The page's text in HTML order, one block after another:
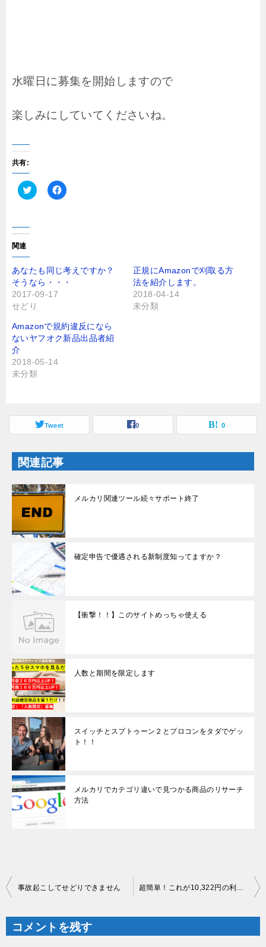
水曜日に募集を開始しますので
楽しみにしていてくださいね。
共有:
ク
し
て
T
i
t
t
e
r
で
共
(
新
し
ィ
ン
ド
ま
F
共
有
す
る
に
リ
ッ
ク
し
く
い
ウ
ィ
ウ
で
開
ま
す
関連
あなたも同じ考えですか？
そうなら・・・
2017-09-17
せどり
正規にAmazonで刈取る方
法を紹介します。
2018-04-14
未分類
Amazonで規約違反になら
ないヤフオク新品出品者紹
介
2018-05-14
未分類
Tweet 0 0
関連記事
メルカリ関連ツール続々サポート終了
確定申告で優遇される新制度知ってますか？
【衝撃！！】このサイトめっちゃ使える
人数と期間を限定します
スイッチとスプトゥーン２とプロコンをタダでゲッ
ト！！
メルカリでカテゴリ違いで見つかる商品のリサーチ
方法
投
稿
ナ
ゲ
ー
シ
事故起こしてせどりできません 超簡単！これが10,322円の利益に
コメントを残す